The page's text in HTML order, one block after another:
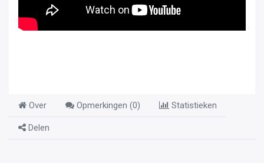
Over Opmerkingen (0) Statistieken
Delen